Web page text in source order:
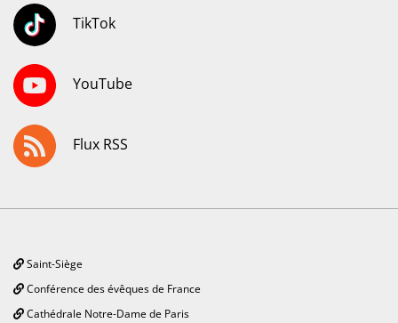
TikTok
YouTube
Flux RSS
Saint-Siège
Conférence des évêques de France
Cathédrale Notre-Dame de Paris